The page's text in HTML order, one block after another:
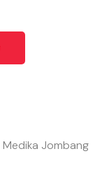
Jombang